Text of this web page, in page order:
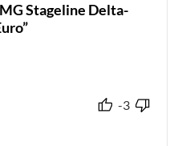
Stageline Delta-
-3